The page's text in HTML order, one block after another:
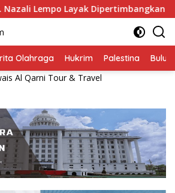
Dipertimbangkan sebagai Jaksa
Olahraga Hukrim Palestina